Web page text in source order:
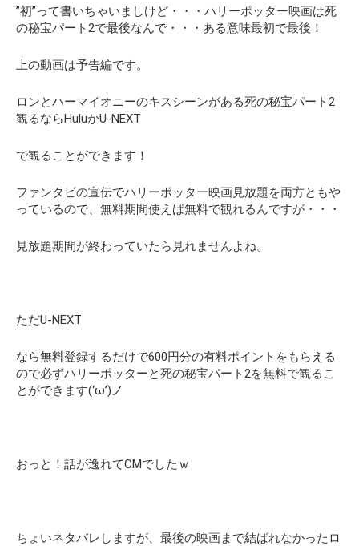
”初”って書いちゃいましけど・・・ハリーポッター映画は死
の秘宝パート2で最後なんで・・・ある意味最初で最後！
上の動画は予告編です。
ロンとハーマイオニーのキスシーンがある死の秘宝パート2
観るならHuluかU-NEXT
で観ることができます！
ファンタビの宣伝でハリーポッター映画見放題を両方ともや
っているので、無料期間使えば無料で観れるんですが・・・
見放題期間が終わっていたら見れませんよね。
ただU-NEXT
なら無料登録するだけで600円分の有料ポイントをもらえる
ので必ずハリーポッターと死の秘宝パート2を無料で観るこ
とができます(‘ω’)ノ
おっと！話が逸れてCMでしたｗ
ちょいネタバレしますが、最後の映画まで結ばれなかったロ